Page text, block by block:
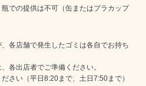
の提供は不可（缶またはプラカップ
店舗で発生したゴミは各自でお持ち
出店者でご準備ください。
さい（平日8:20まで、土日7:50まで）